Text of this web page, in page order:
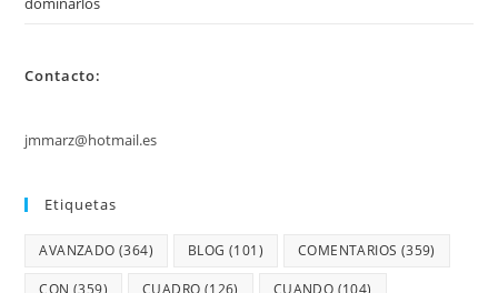
Contacto:
jmmarz@hotmail.es
Etiquetas
AVANZADO (364) BLOG (101) COMENTARIOS (359)
CON (359) CUADRO (126) CUANDO (104)